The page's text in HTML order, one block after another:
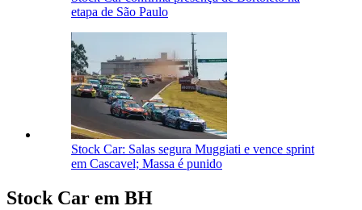
etapa de São Paulo
Stock Car: Salas segura Muggiati e vence sprint
em Cascavel; Massa é punido
Stock Car em BH